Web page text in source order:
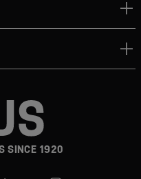
SINCE 1920